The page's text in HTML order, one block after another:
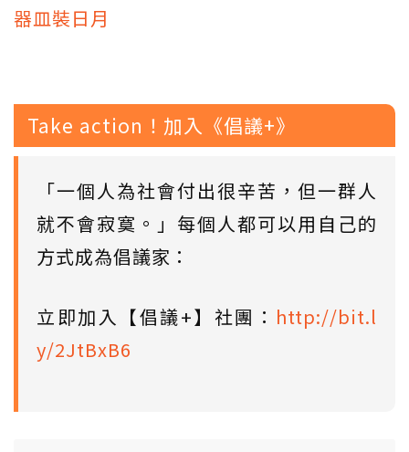
器皿裝日月
Take action！加入《倡議+》
「一個人為社會付出很辛苦，但一群人
就不會寂寞。」每個人都可以用自己的
方式成為倡議家：
立即加入【倡議+】社團： http://bit.l
y/2JtBxB6